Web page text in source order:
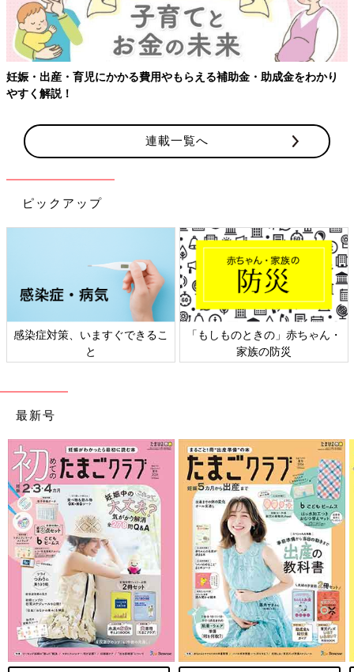
やもらえる補助金・助成金をわかり 【ワクチン接種できるもの
連載一覧へ
ピックアップ
きるこ
「もしものときの」赤ちゃん・
日本外来小児科学会リ
ト検討会
最新号